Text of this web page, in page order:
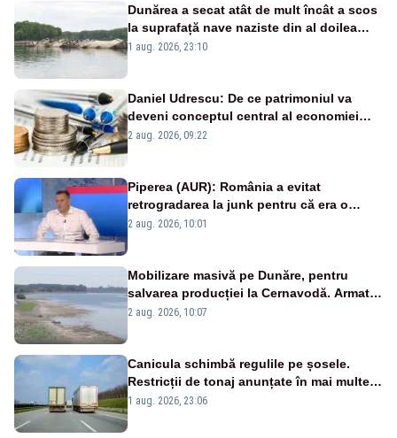
Dunărea a secat atât de mult încât a scos
la suprafață nave naziste din al doilea
război mondial
1 aug. 2026, 23:10
Daniel Udrescu: De ce patrimoniul va
deveni conceptul central al economiei
viitoare?
2 aug. 2026, 09:22
Piperea (AUR): România a evitat
retrogradarea la junk pentru că era o
catastrofă pentru bănci și fondurile de
2 aug. 2026, 10:01
Mobilizare masivă pe Dunăre, pentru
salvarea producției la Cernavodă. Armata
va detona o stâncă și va devia apa
2 aug. 2026, 10:07
Canicula schimbă regulile pe șosele.
Restricții de tonaj anunțate în mai multe
județe
1 aug. 2026, 23:06